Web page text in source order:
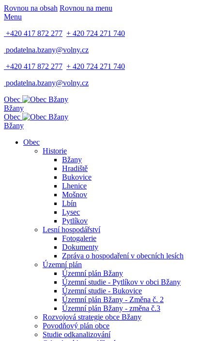
Rovnou na obsah Rovnou na menu
Menu
+420 417 872 277 + 420 724 271 740
podatelna.bzany@volny.cz
+420 417 872 277 + 420 724 271 740
podatelna.bzany@volny.cz
Obec
Bžany
Obec
Bžany
Obec
Historie
Bžany
Hradiště
Bukovice
Lhenice
Mošnov
Lbín
Lysec
Pytlíkov
Lesní hospodářství
Fotogalerie
Dokumenty
Zpráva o hospodaření v obecních lesích
Územní plán
Územní plán Bžany
Územní studie - Pytlíkov v obci Bžany
Územní studie - Bukovice
Územní plán Bžany - Změna č. 2
Územní plán Bžany - změna č.3
Rozvojová strategie obce Bžany
Povodňový plán obce
Studie odkanalizování